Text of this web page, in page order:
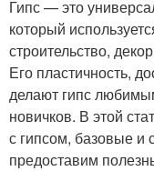
Гипс — это
который
строительство,
Его пластичность,
делают гипс
новичков. В этой
с гипсом, базовые и
предоставим